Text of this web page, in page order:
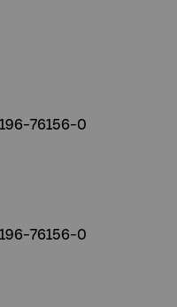
76156-0
76156-0